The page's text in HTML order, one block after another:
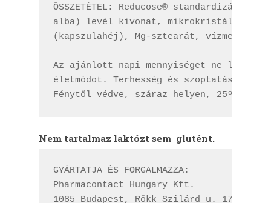
ÖSSZETÉTEL: Reducose® standardizált
alba) levél kivonat, mikrokristályos
(kapszulahéj), Mg-sztearát, vízmentes
Az ajánlott napi mennyiséget ne lépje
életmódot. Terhesség és szoptatás
Fénytől védve, száraz helyen, 25ºC
Nem tartalmaz laktózt sem glutént.
GYÁRTATJA ÉS FORGALMAZZA:
Pharmacontact Hungary Kft.
1085 Budapest, Rökk Szilárd u. 17.